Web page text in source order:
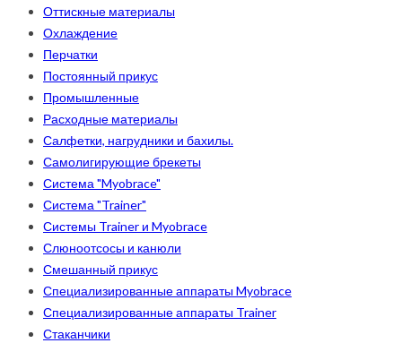
Оттискные материалы
Охлаждение
Перчатки
Постоянный прикус
Промышленные
Расходные материалы
Салфетки, нагрудники и бахилы.
Самолигирующие брекеты
Система "Myobrace"
Система "Trainer"
Системы Trainer и Myobrace
Слюноотсосы и канюли
Смешанный прикус
Специализированные аппараты Myobrace
Специализированные аппараты Trainer
Стаканчики